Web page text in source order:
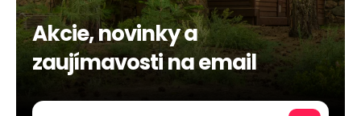
Akcie, novinky a
zaujímavosti na email